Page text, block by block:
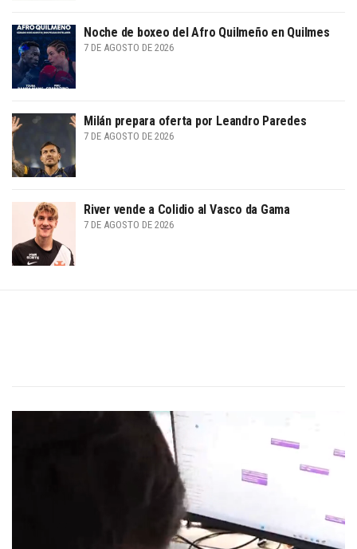
Noche de boxeo del Afro Quilmeño en Quilmes
7 DE AGOSTO DE 2026
Milán prepara oferta por Leandro Paredes
7 DE AGOSTO DE 2026
River vende a Colidio al Vasco da Gama
7 DE AGOSTO DE 2026